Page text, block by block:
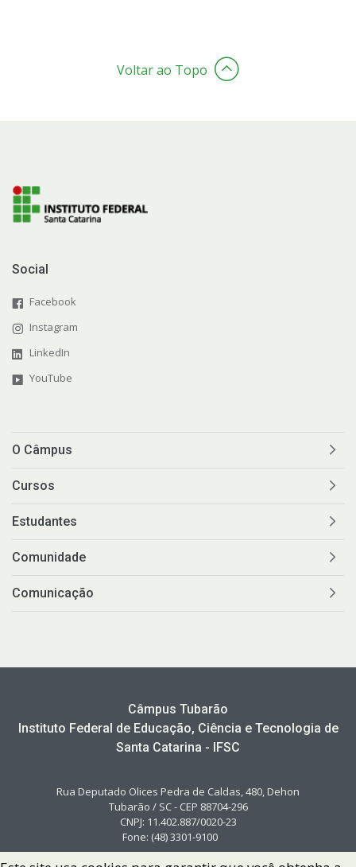
Voltar ao Topo
Social
Facebook
Instagram
LinkedIn
YouTube
O Câmpus
Cursos
Estudantes
Comunidade
Comunicação
Câmpus Tubarão
Instituto Federal de Educação, Ciência e Tecnologia de
Santa Catarina - IFSC
Rua Deputado Olices Pedra de Caldas, 480, Dehon
Tubarão / SC - CEP 88704-296
CNPJ: 11.402.887/0020-23
Fone: (48) 3301-9100